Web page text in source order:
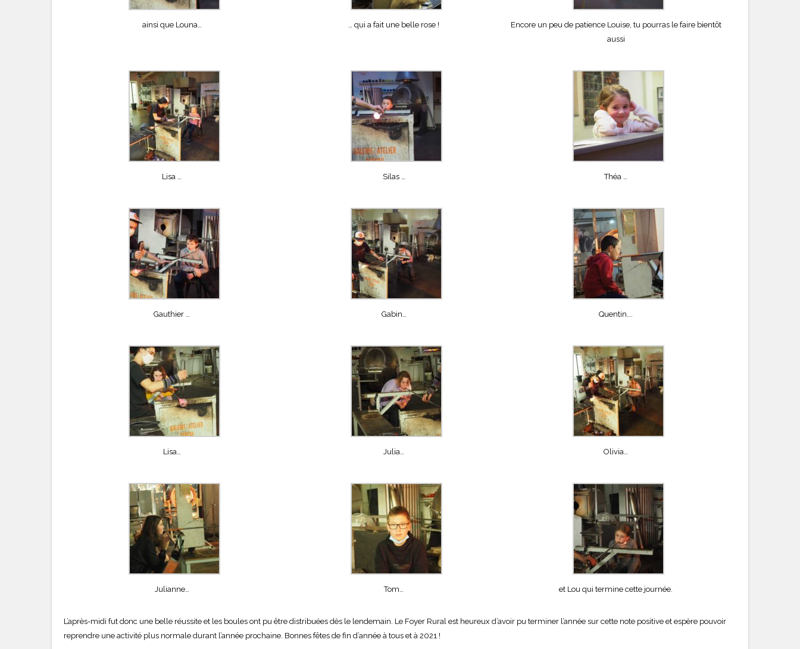
ainsi que Louna… … qui a fait une belle rose !
Encore un peu de patience Louise, tu pourras le faire bientôt
aussi
Lisa … Silas … Théa …
Gauthier … Gabin… Quentin….
Lisa… Julia… Olivia…
Julianne… Tom… et Lou qui termine cette journée.
L’après-midi fut donc une belle réussite et les boules ont pu être distribuées dès le lendemain. Le Foyer Rural est heureux d’avoir pu terminer l’année sur cette note positive et espère pouvoir
reprendre une activité plus normale durant l’année prochaine. Bonnes fêtes de fin d’année à tous et à 2021 !